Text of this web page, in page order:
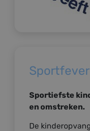
Sportfever
Sportiefste
en omstreken.
De